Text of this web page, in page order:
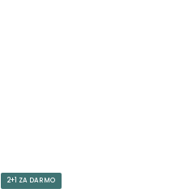
2+1 ZA DARMO